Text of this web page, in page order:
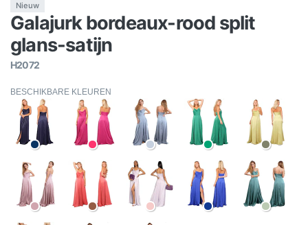
Nieuw
Galajurk bordeaux-rood split
glans-satijn
H2072
BESCHIKBARE KLEUREN